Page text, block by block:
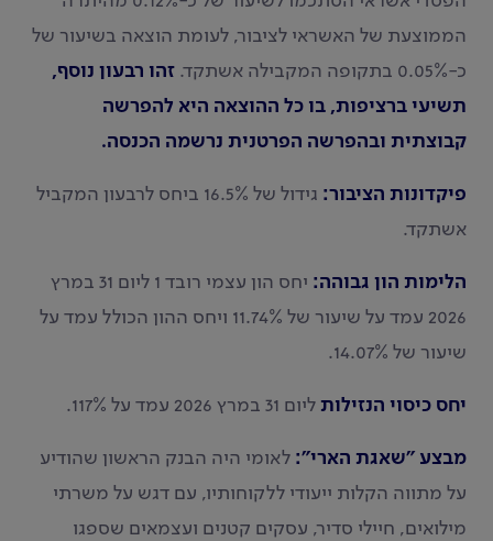
הממוצעת של האשראי לציבור, לעומת הוצאה בשיעור של
כ-0.05% בתקופה המקבילה אשתקד.
זהו רבעון נוסף,
תשיעי ברציפות, בו כל ההוצאה היא להפרשה
קבוצתית ובהפרשה הפרטנית נרשמה הכנסה.
פיקדונות הציבור:
גידול של 16.5% ביחס לרבעון המקביל
אשתקד.
הלימות הון גבוהה:
יחס הון עצמי רובד 1 ליום 31 במרץ
2026 עמד על שיעור של 11.74% ויחס ההון הכולל עמד על
שיעור של 14.07%.
יחס כיסוי הנזילות ליום 31 במרץ 2026 עמד על 117%.
מבצע "שאגת הארי": לאומי היה הבנק הראשון שהודיע
על מתווה הקלות ייעודי ללקוחותיו, עם דגש על משרתי
מילואים, חיילי סדיר, עסקים קטנים ועצמאים שספגו